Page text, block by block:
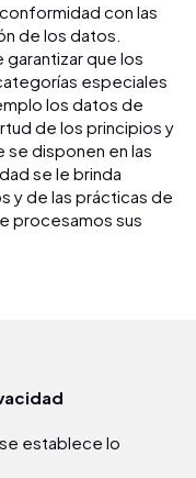
con las
de los datos.
que los
especiales
los datos de
de los principios y
se disponen en las
se le brinda
y de las prácticas de
procesamos sus
establece lo